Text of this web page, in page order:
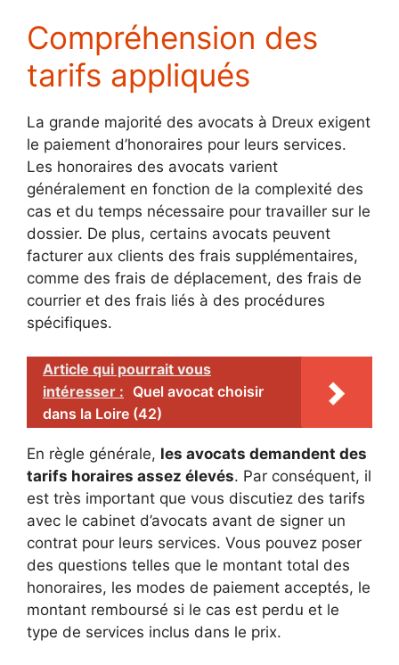
Compréhension des
tarifs appliqués
La grande majorité des avocats à Dreux exigent
le paiement d’honoraires pour leurs services.
Les honoraires des avocats varient
généralement en fonction de la complexité des
cas et du temps nécessaire pour travailler sur le
dossier. De plus, certains avocats peuvent
facturer aux clients des frais supplémentaires,
comme des frais de déplacement, des frais de
courrier et des frais liés à des procédures
spécifiques.
Article qui pourrait vous
intéresser : Quel avocat choisir
dans la Loire (42)
En règle générale, les avocats demandent des
tarifs horaires assez élevés. Par conséquent, il
est très important que vous discutiez des tarifs
avec le cabinet d’avocats avant de signer un
contrat pour leurs services. Vous pouvez poser
des questions telles que le montant total des
honoraires, les modes de paiement acceptés, le
montant remboursé si le cas est perdu et le
type de services inclus dans le prix.